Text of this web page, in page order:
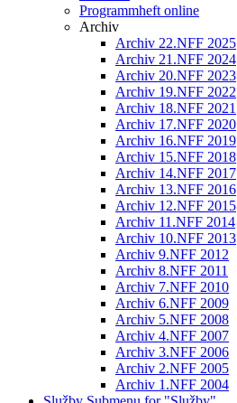
Programmheft online
Archiv
Archiv 22.NFF 2025
Archiv 21.NFF 2024
Archiv 20.NFF 2023
Archiv 19.NFF 2022
Archiv 18.NFF 2021
Archiv 17.NFF 2020
Archiv 16.NFF 2019
Archiv 15.NFF 2018
Archiv 14.NFF 2017
Archiv 13.NFF 2016
Archiv 12.NFF 2015
Archiv 11.NFF 2014
Archiv 10.NFF 2013
Archiv 9.NFF 2012
Archiv 8.NFF 2011
Archiv 7.NFF 2010
Archiv 6.NFF 2009
Archiv 5.NFF 2008
Archiv 4.NFF 2007
Archiv 3.NFF 2006
Archiv 2.NFF 2005
Archiv 1.NFF 2004